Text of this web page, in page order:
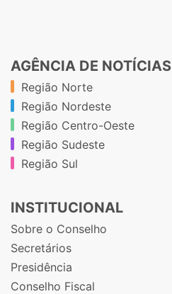
AGÊNCIA DE NOTÍCIAS
Região Norte
Região Nordeste
Região Centro-Oeste
Região Sudeste
Região Sul
INSTITUCIONAL
Sobre o Conselho
Secretários
Presidência
Conselho Fiscal